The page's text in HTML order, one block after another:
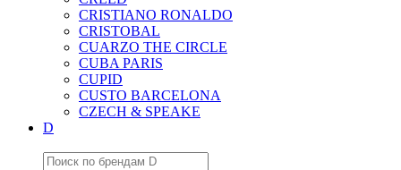
CRISTIANO RONALDO
CRISTOBAL
CUARZO THE CIRCLE
CUBA PARIS
CUPID
CUSTO BARCELONA
CZECH & SPEAKE
D